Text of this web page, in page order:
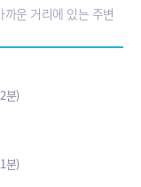
운 거리에 있는 주변
분)
분)